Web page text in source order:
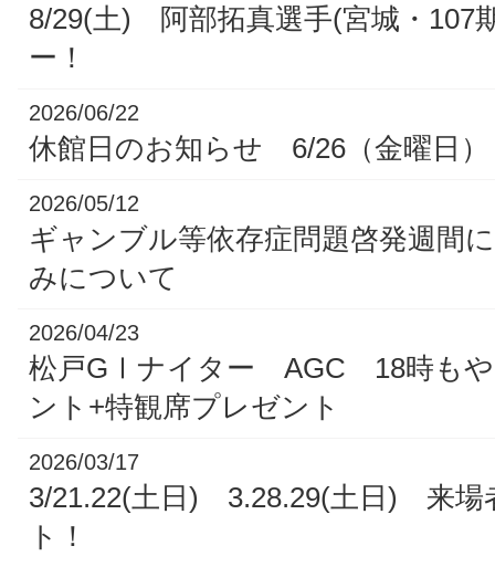
8/29(土) 阿部拓真選手(宮城・107
ー！
2026/06/22
休館日のお知らせ 6/26（金曜日）
2026/05/12
ギャンブル等依存症問題啓発週間
みについて
2026/04/23
松戸GⅠナイター AGC 18時もや
ント+特観席プレゼント
2026/03/17
3/21.22(土日) 3.28.29(土日) 来場
ト！